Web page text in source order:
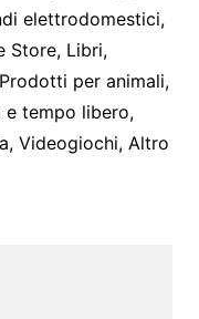
elettrodomestici,
Store, Libri,
per animali,
e tempo libero,
Videogiochi, Altro